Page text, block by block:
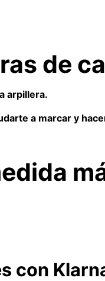
de
arpillera.
a marcar y
con